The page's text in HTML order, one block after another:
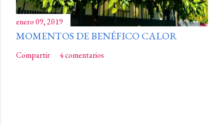
enero 09, 2019
MOMENTOS DE BENÉFICO CALOR
Compartir 4 comentarios